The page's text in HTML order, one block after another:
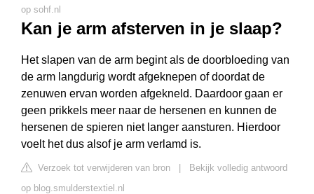
op sohf.nl
Kan je arm afsterven in je slaap?
Het slapen van de arm begint als de doorbloeding van
de arm langdurig wordt afgeknepen of doordat de
zenuwen ervan worden afgekneld. Daardoor gaan er
geen prikkels meer naar de hersenen en kunnen de
hersenen de spieren niet langer aansturen. Hierdoor
voelt het dus alsof je arm verlamd is.
Verzoek tot verwijderen van bron
Bekijk volledig antwoord
op blog.smulderstextiel.nl